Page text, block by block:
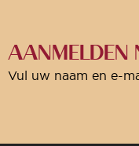
AANMELDEN
Vul uw naam en e-